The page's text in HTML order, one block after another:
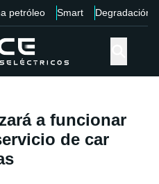
petróleo Smart Degradación
a funcionar
de car